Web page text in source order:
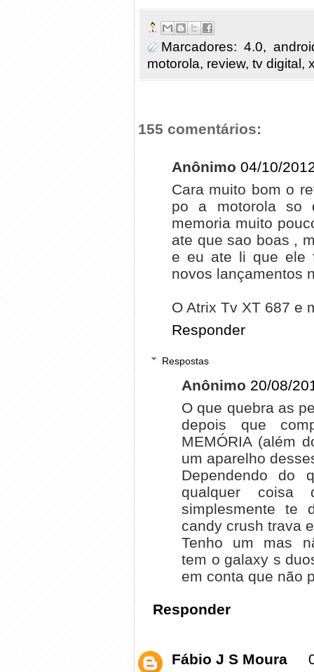
Marcadores: 4.0,
motorola, review, tv digital ,
155 comentários:
Anônimo 04/10/
Cara muito bom o
po a motorola so
memoria muito
ate que sao boas ,
e eu ate li que ele
novos lançamentos
O Atrix Tv XT 687 e
Responder
Respostas
Anônimo 20/08/
O que quebra as
depois que
MEMÓRIA (além
um aparelho
Dependendo do
qualquer coisa
simplesmente te
candy crush trava
Tenho um mas
tem o galaxy s
em conta que não
Responder
Fábio J S Moura